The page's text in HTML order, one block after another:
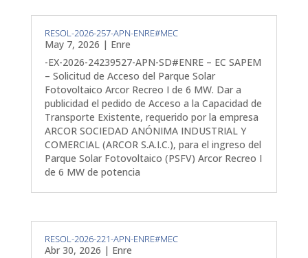
RESOL-2026-257-APN-ENRE#MEC
May 7, 2026 | Enre
-EX-2026-24239527-APN-SD#ENRE – EC SAPEM
– Solicitud de Acceso del Parque Solar
Fotovoltaico Arcor Recreo I de 6 MW. Dar a
publicidad el pedido de Acceso a la Capacidad de
Transporte Existente, requerido por la empresa
ARCOR SOCIEDAD ANÓNIMA INDUSTRIAL Y
COMERCIAL (ARCOR S.A.I.C.), para el ingreso del
Parque Solar Fotovoltaico (PSFV) Arcor Recreo I
de 6 MW de potencia
RESOL-2026-221-APN-ENRE#MEC
Abr 30, 2026 | Enre